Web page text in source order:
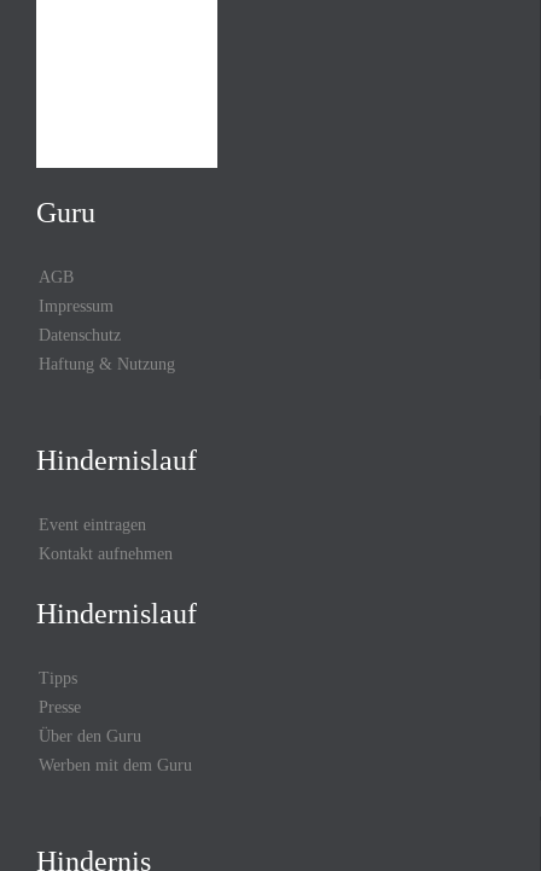
Guru
AGB
Impressum
Datenschutz
Haftung & Nutzung
Hindernislauf
Event eintragen
Kontakt aufnehmen
Hindernislauf
Tipps
Presse
Über den Guru
Werben mit dem Guru
Hindernis